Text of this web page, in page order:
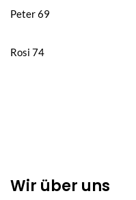
Peter 69
Rosi 74
Wir über uns